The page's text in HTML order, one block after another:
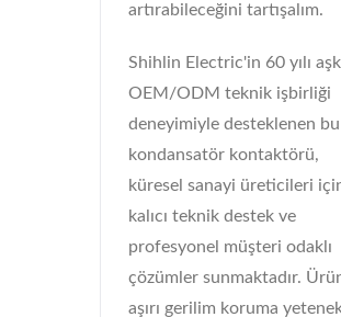
artırabileceğini tartışalım.
Shihlin Electric'in 60 yılı
OEM/ODM teknik işbirliği
deneyimiyle desteklenen bu
kondansatör kontaktörü,
küresel sanayi üreticileri
kalıcı teknik destek ve
profesyonel müşteri odaklı
çözümler sunmaktadır.
aşırı gerilim koruma